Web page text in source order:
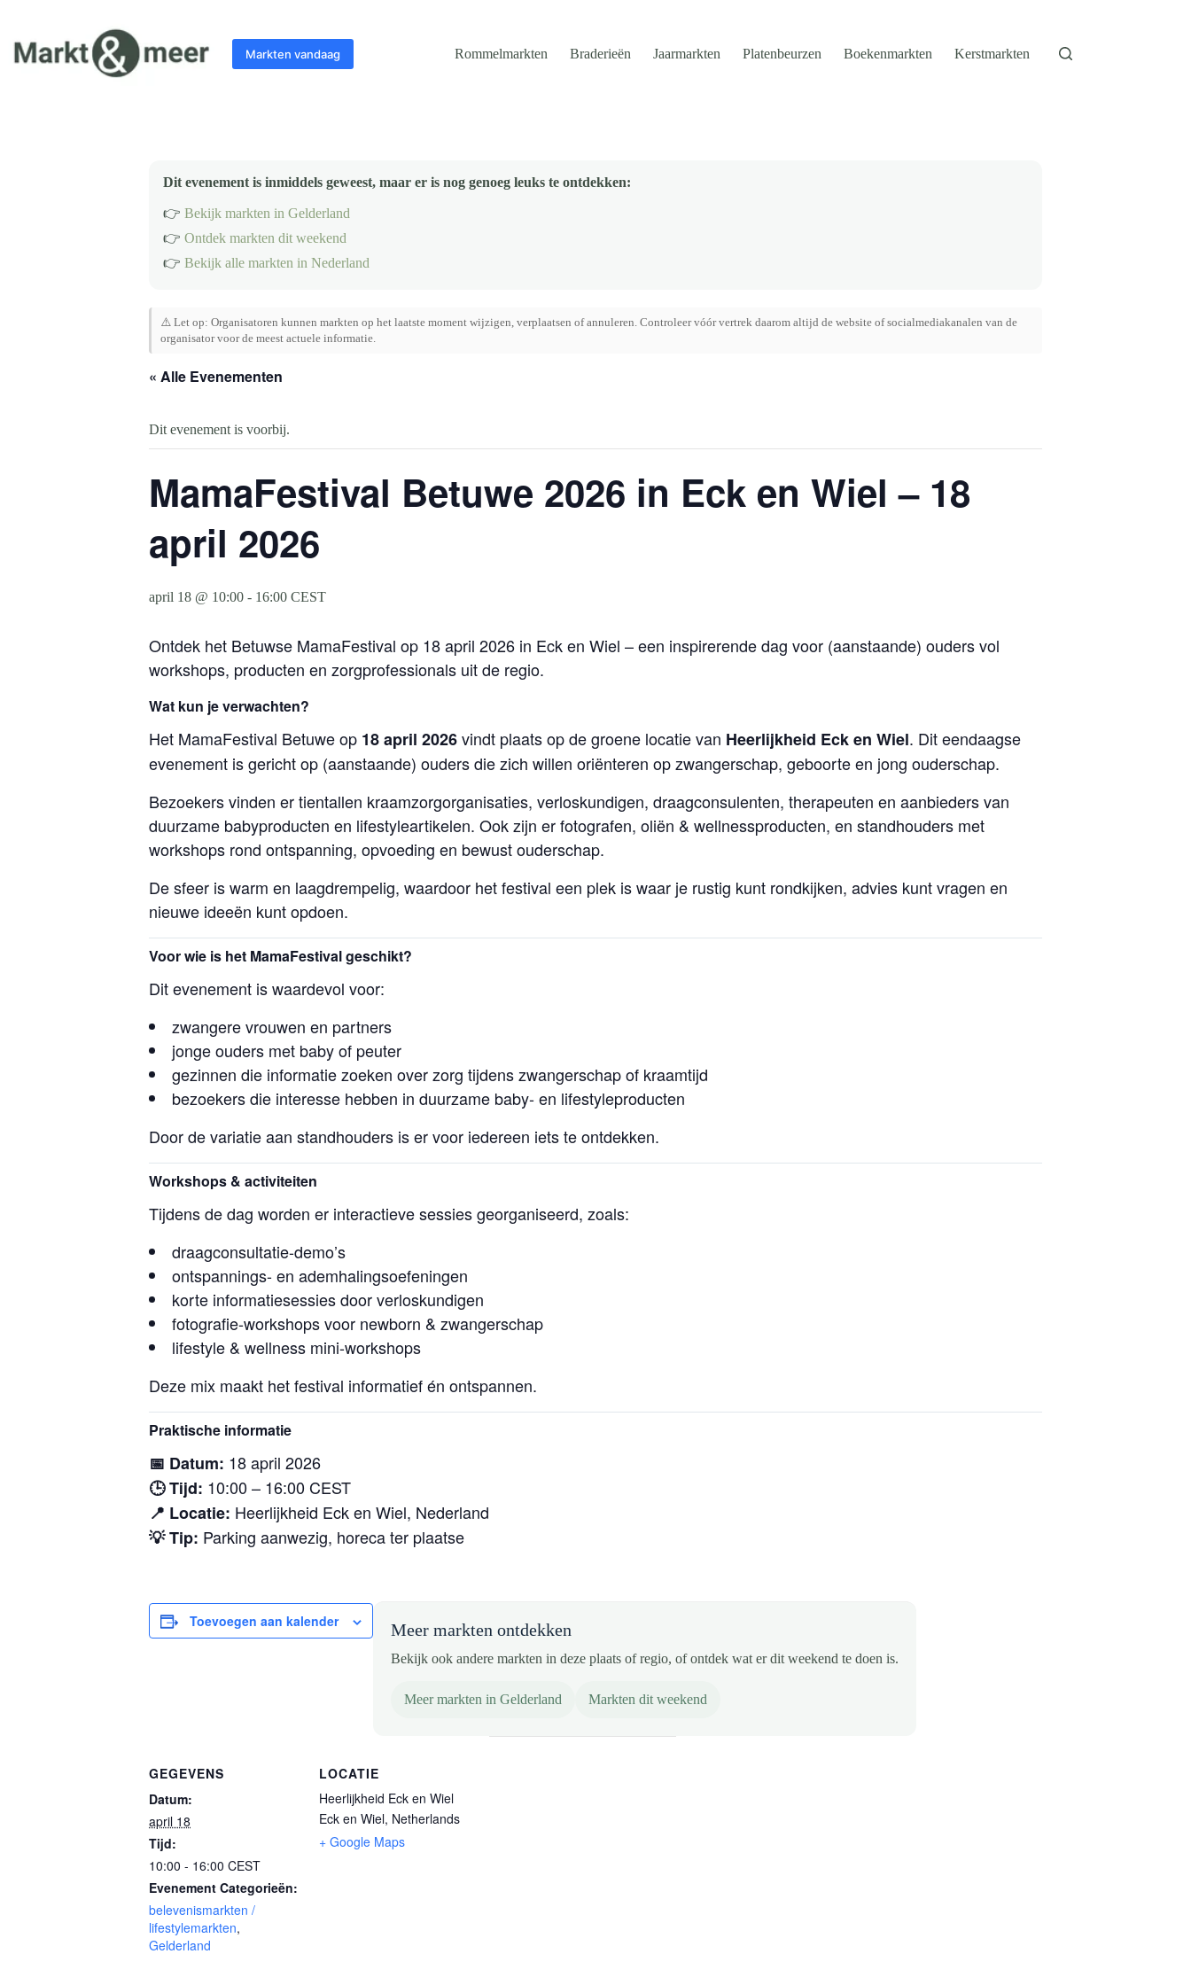
inhoud
Markten vandaag Rommelmarkten Braderieën Jaarmarkten Platenbeurzen Boekenmarkten Kerstmarkten
Dit evenement is inmiddels geweest, maar er is nog genoeg leuks te ontdekken:
👉 Bekijk markten in Gelderland
👉 Ontdek markten dit weekend
👉 Bekijk alle markten in Nederland
⚠️ Let op: Organisatoren kunnen markten op het laatste moment wijzigen, verplaatsen of annuleren. Controleer vóór vertrek daarom altijd de website of socialmediakanalen van de
organisator voor de meest actuele informatie.
« Alle Evenementen
Dit evenement is voorbij.
MamaFestival Betuwe 2026 in Eck en Wiel – 18
april 2026
april 18 @ 10:00 - 16:00 CEST
Ontdek het Betuwse MamaFestival op 18 april 2026 in Eck en Wiel – een inspirerende dag voor (aanstaande) ouders vol
workshops, producten en zorgprofessionals uit de regio.
Wat kun je verwachten?
Het MamaFestival Betuwe op 18 april 2026vindt plaats op de groene locatie van Heerlijkheid Eck en Wiel. Dit eendaagse
evenement is gericht op (aanstaande) ouders die zich willen oriënteren op zwangerschap, geboorte en jong ouderschap.
Bezoekers vinden er tientallen kraamzorgorganisaties, verloskundigen, draagconsulenten, therapeuten en aanbieders van
duurzame babyproducten en lifestyleartikelen. Ook zijn er fotografen, oliën & wellnessproducten, en standhouders met
workshops rond ontspanning, opvoeding en bewust ouderschap.
De sfeer is warm en laagdrempelig, waardoor het festival een plek is waar je rustig kunt rondkijken, advies kunt vragen en
nieuwe ideeën kunt opdoen.
Voor wie is het MamaFestival geschikt?
Dit evenement is waardevol voor:
zwangere vrouwen en partners
jonge ouders met baby of peuter
gezinnen die informatie zoeken over zorg tijdens zwangerschap of kraamtijd
bezoekers die interesse hebben in duurzame baby- en lifestyleproducten
Door de variatie aan standhouders is er voor iedereen iets te ontdekken.
Workshops & activiteiten
Tijdens de dag worden er interactieve sessies georganiseerd, zoals:
draagconsultatie-demo’s
ontspannings- en ademhalingsoefeningen
korte informatiesessies door verloskundigen
fotografie-workshops voor newborn & zwangerschap
lifestyle & wellness mini-workshops
Deze mix maakt het festival informatief én ontspannen.
Praktische informatie
📅 Datum: 18 april 2026
🕒 Tijd: 10:00 – 16:00 CEST
📍 Locatie: Heerlijkheid Eck en Wiel, Nederland
💡 Tip: Parking aanwezig, horeca ter plaatse
Toevoegen aan kalender Meer markten ontdekken
Bekijk ook andere markten in deze plaats of regio, of ontdek wat er dit weekend te doen is.
Meer markten in Gelderland Markten dit weekend
GEGEVENS
Datum:
april 18
Tijd:
10:00 - 16:00 CEST
Evenement Categorieën:
belevenismarkten /
lifestylemarkten,
Gelderland
LOCATIE
Heerlijkheid Eck en Wiel
Eck en Wiel, Netherlands
+ Google Maps